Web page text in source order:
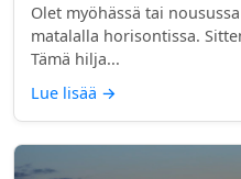
Olet myöhässä tai
matalalla horisontissa.
Tämä hilja...
Lue lisää →